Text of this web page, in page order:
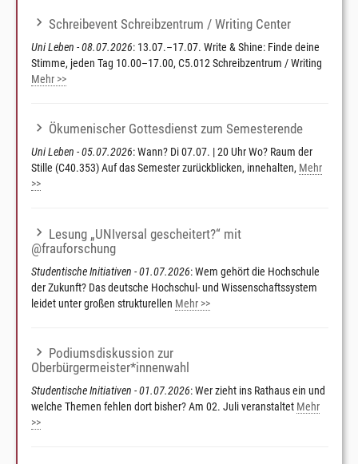
Schreibevent Schreibzentrum / Writing Center
Uni Leben - 08.07.2026: 13.07.–17.07. Write & Shine: Finde deine
Stimme, jeden Tag 10.00–17.00, C5.012 Schreibzentrum / Writing
Mehr >>
Ökumenischer Gottesdienst zum Semesterende
Uni Leben - 05.07.2026: Wann? Di 07.07. | 20 Uhr Wo? Raum der
Stille (C40.353) Auf das Semester zurückblicken, innehalten, Mehr
>>
Lesung „UNIversal gescheitert?“ mit
@frauforschung
Studentische Initiativen - 01.07.2026: Wem gehört die Hochschule
der Zukunft? Das deutsche Hochschul- und Wissenschaftssystem
leidet unter großen strukturellen Mehr >>
Podiumsdiskussion zur
Oberbürgermeister*innenwahl
Studentische Initiativen - 01.07.2026: Wer zieht ins Rathaus ein und
welche Themen fehlen dort bisher? Am 02. Juli veranstaltet Mehr
>>